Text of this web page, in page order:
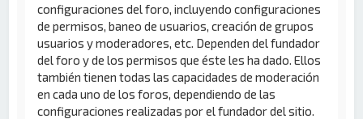
configuraciones del foro, incluyendo configuraciones
de permisos, baneo de usuarios, creación de grupos
usuarios y moderadores, etc. Dependen del fundador
del foro y de los permisos que éste les ha dado. Ellos
también tienen todas las capacidades de moderación
en cada uno de los foros, dependiendo de las
configuraciones realizadas por el fundador del sitio.